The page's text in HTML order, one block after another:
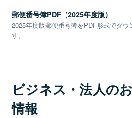
郵便番号簿PDF（2025年度版）
2025年度版郵便番号簿をPDF形式でダウ
す。
ビジネス・法人の
情報